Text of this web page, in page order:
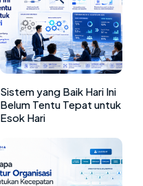
Sistem yang Baik Hari Ini
Belum Tentu Tepat untuk
Esok Hari